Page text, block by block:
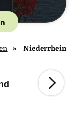
Niederrhein